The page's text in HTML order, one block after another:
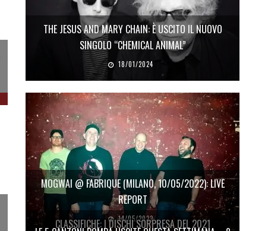
THE JESUS AND MARY CHAIN: È USCITO IL NUOVO
SINGOLO “CHEMICAL ANIMAL”
18/01/2024
MOGWAI @ FABRIQUE (MILANO, 10/05/2022): LIVE
REPORT
14/05/2022
CLASSIFICHE: I DISCHI SORPRESA DEL 2021